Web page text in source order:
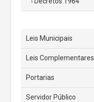
Leis Municipais
Leis Complementares
Portarias
Servidor Público